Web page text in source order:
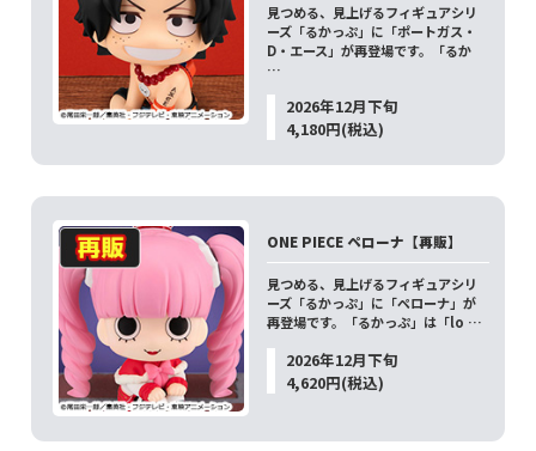
見つめる、見上げるフィギュアシリ
ーズ「るかっぷ」に「ポートガス・
D・エース」が再登場です。「るか
…
2026年12月下旬
4,180円(税込)
ONE PIECE ペローナ【再販】
見つめる、見上げるフィギュアシリ
ーズ「るかっぷ」に「ペローナ」が
再登場です。「るかっぷ」は「lo …
2026年12月下旬
4,620円(税込)